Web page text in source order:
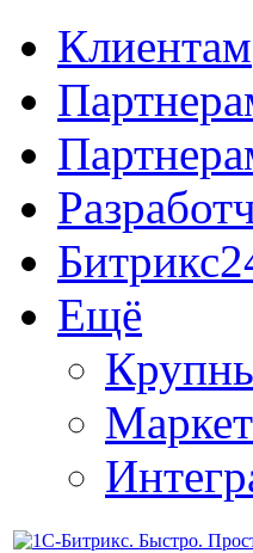
Клиентам
Ещё